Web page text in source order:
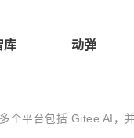
库 动弹
平台包括 Gitee AI，